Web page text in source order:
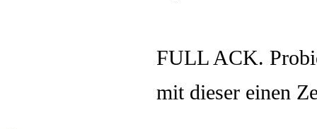
FULL ACK.
mit dieser einen